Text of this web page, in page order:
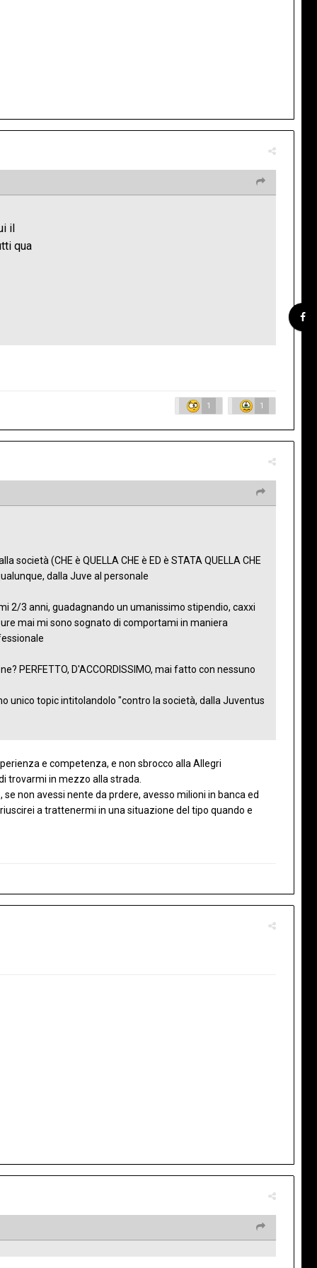
1 1
(CHE è QUELLA CHE è ED è STATA QUELLA CHE
dalla Juve al personale
2/3 anni, guadagnando un umanissimo stipendio, caxxi
mai mi sono sognato di comportami in maniera
PERFETTO, D'ACCORDISSIMO, mai fatto con nessuno
unico topic intitolandolo "contro la società, dalla Juventus
e competenza, e non sbrocco alla Allegri
trovarmi in mezzo alla strada.
non avessi nente da prdere, avesso milioni in banca ed
a trattenermi in una situazione del tipo quando e